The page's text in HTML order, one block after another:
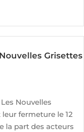
Grisettes
Nouvelles
fermeture le 12
la part des acteurs